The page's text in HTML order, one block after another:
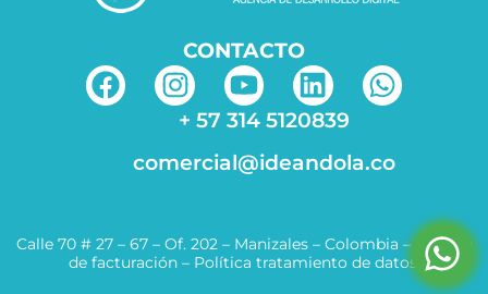
CONTACTO
+ 57 314 5120839
comercial@ideandola.co
Calle 70 # 27 – 67 – Of. 202 – Manizales – Colombia –Política
de facturación– Política tratamiento de datos.